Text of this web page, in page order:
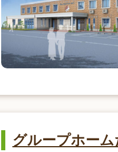
グループホー